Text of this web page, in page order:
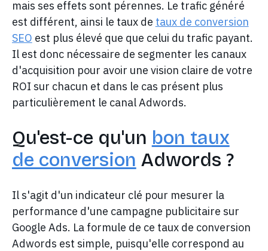
mais ses effets sont pérennes. Le trafic généré
est différent, ainsi le taux de taux de conversion
SEO est plus élevé que que celui du trafic payant.
Il est donc nécessaire de segmenter les canaux
d'acquisition pour avoir une vision claire de votre
ROI sur chacun et dans le cas présent plus
particulièrement le canal Adwords.
Qu'est-ce qu'un bon taux
de conversion Adwords ?
Il s'agit d'un indicateur clé pour mesurer la
performance d'une campagne publicitaire sur
Google Ads. La formule de ce taux de conversion
Adwords est simple, puisqu'elle correspond au